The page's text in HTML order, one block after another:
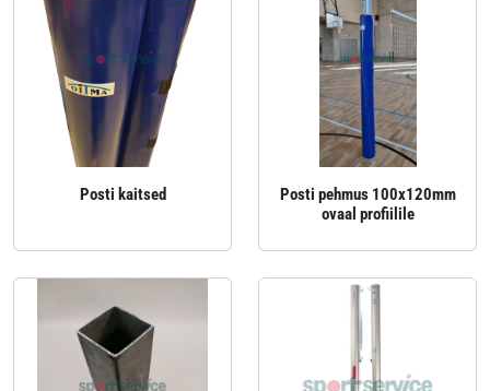
Posti kaitsed
Posti pehmus 100x120mm
ovaal profiilile